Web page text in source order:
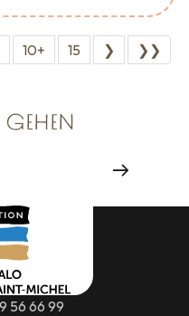
10+ 15 ❯ ❯❯
GEHEN
56 66 99